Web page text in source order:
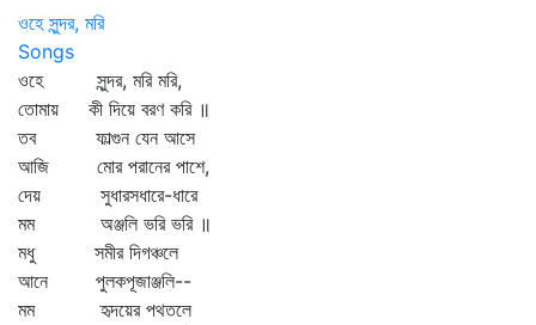
ওহে সুন্দর, মরি
Songs
ওহে সুন্দর, মরি মরি,
তোমায় কী দিয়ে বরণ করি ॥
তব ফাল্গুন যেন আসে
আজি মোর পরানের পাশে,
দেয় সুধারসধারে-ধারে
মম অঞ্জলি ভরি ভরি ॥
মধু সমীর দিগঞ্চলে
আনে পুলকপূজাঞ্জলি--
মম হৃদয়ের পথতলে